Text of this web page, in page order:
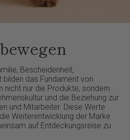
Bescheidenheit,
bilden das Fundament von
nicht nur die Produkte, sondern
und die Beziehung zur
und Mitarbeiter. Diese Werte
Weiterentwicklung der Marke
auf Entdeckungsreise zu